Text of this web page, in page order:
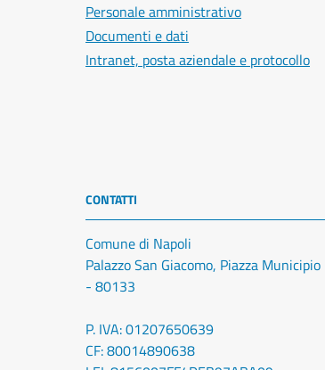
Personale amministrativo
Documenti e dati
Intranet, posta aziendale e protocollo
CONTATTI
Comune di Napoli
Palazzo San Giacomo, Piazza Municipio
- 80133
P. IVA: 01207650639
CF: 80014890638